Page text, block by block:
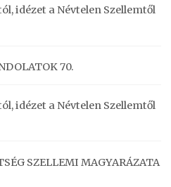
idézet a Névtelen Szellemtől
70.
idézet a Névtelen Szellemtől
SZELLEMI MAGYARÁZATA